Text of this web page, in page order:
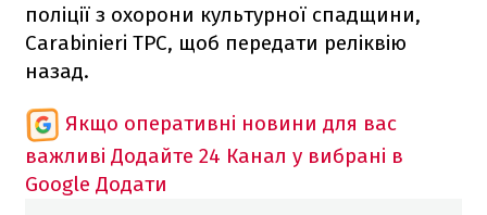
поліції з охорони культурної спадщини,
Carabinieri TPC, щоб передати реліквію
назад.
Якщо оперативні новини для вас
важливі Додайте 24 Канал у вибрані в
Google Додати